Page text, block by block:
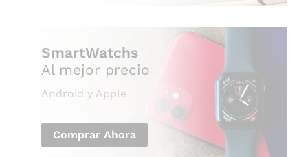
SmartWatchs
Al mejor precio
Android y Apple
Comprar Ahora